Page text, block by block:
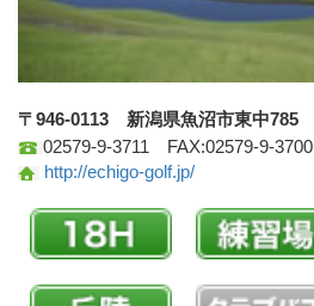
〒946-0113 新潟県魚沼市東中785
02579-9-3711 FAX:02579-9-3700
http://echigo-golf.jp/